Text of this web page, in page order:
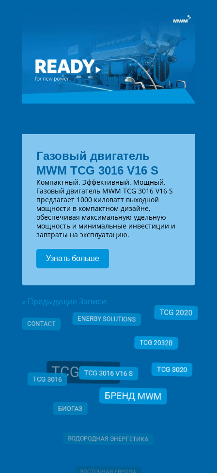
Газовый двигатель
MWM TCG 3016 V16 S
Компактный. Эффективный. Мощный.
Газовый двигатель MWM TCG 3016 V16 S
предлагает 1000 киловатт выходной
мощности в компактном дизайне,
обеспечивая максимальную удельную
мощность и минимальные инвестиции и
завтраты на эксплуатацию.
Узнать больше
« Предыдущие Записи
CONTACT ENERGY SOLUTIONS TCG 2020
TCG 2032
TCG 2032B
TCG 3016 TCG 3016 V16 S
TCG 3020
БИОГАЗ
БРЕНД MWM
ВОДОРОДНАЯ ЭНЕРГЕТИКА
ВОСТОЧНАЯ ЕВРОПА